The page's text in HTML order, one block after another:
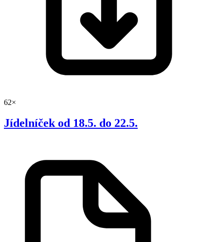
62×
Jídelníček od 18.5. do 22.5.